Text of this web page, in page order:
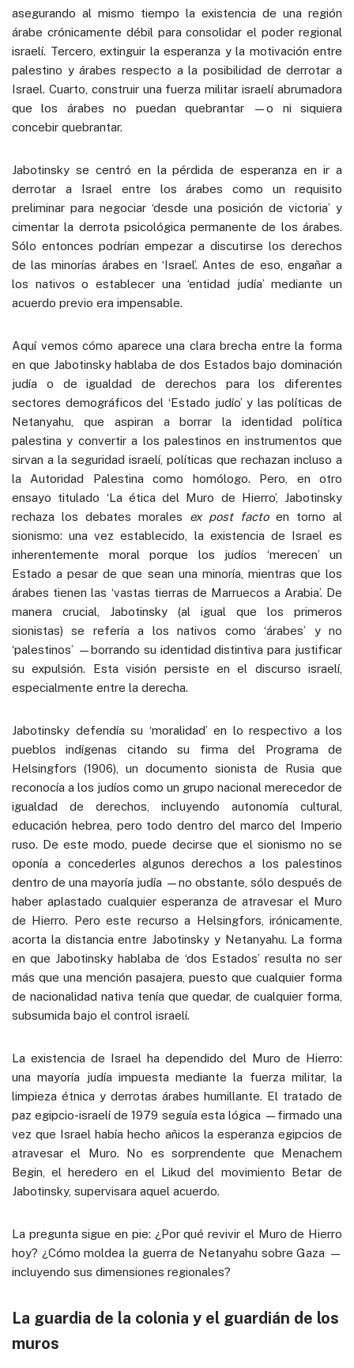
asegurando al mismo tiempo la existencia de una región
árabe crónicamente débil para consolidar el poder regional
israelí. Tercero, extinguir la esperanza y la motivación entre
palestino y árabes respecto a la posibilidad de derrotar a
Israel. Cuarto, construir una fuerza militar israelí abrumadora
que los árabes no puedan quebrantar —o ni siquiera
concebir quebrantar.
Jabotinsky se centró en la pérdida de esperanza en ir a
derrotar a Israel entre los árabes como un requisito
preliminar para negociar ‘desde una posición de victoria’ y
cimentar la derrota psicológica permanente de los árabes.
Sólo entonces podrían empezar a discutirse los derechos
de las minorías árabes en ‘Israel’. Antes de eso, engañar a
los nativos o establecer una ‘entidad judía’ mediante un
acuerdo previo era impensable.
Aquí vemos cómo aparece una clara brecha entre la forma
en que Jabotinsky hablaba de dos Estados bajo dominación
judía o de igualdad de derechos para los diferentes
sectores demográficos del ‘Estado judío’ y las políticas de
Netanyahu, que aspiran a borrar la identidad política
palestina y convertir a los palestinos en instrumentos que
sirvan a la seguridad israelí, políticas que rechazan incluso a
la Autoridad Palestina como homólogo. Pero, en otro
ensayo titulado ‘La ética del Muro de Hierro’, Jabotinsky
rechaza los debates morales ex post factoen torno al
sionismo: una vez establecido, la existencia de Israel es
inherentemente moral porque los judíos ‘merecen’ un
Estado a pesar de que sean una minoría, mientras que los
árabes tienen las ‘vastas tierras de Marruecos a Arabia’. De
manera crucial, Jabotinsky (al igual que los primeros
sionistas) se refería a los nativos como ‘árabes’ y no
‘palestinos’ —borrando su identidad distintiva para justificar
su expulsión. Esta visión persiste en el discurso israelí,
especialmente entre la derecha.
Jabotinsky defendía su ‘moralidad’ en lo respectivo a los
pueblos indígenas citando su firma del Programa de
Helsingfors (1906), un documento sionista de Rusia que
reconocía a los judíos como un grupo nacional merecedor de
igualdad de derechos, incluyendo autonomía cultural,
educación hebrea, pero todo dentro del marco del Imperio
ruso. De este modo, puede decirse que el sionismo no se
oponía a concederles algunos derechos a los palestinos
dentro de una mayoría judía —no obstante, sólo después de
haber aplastado cualquier esperanza de atravesar el Muro
de Hierro. Pero este recurso a Helsingfors, irónicamente,
acorta la distancia entre Jabotinsky y Netanyahu. La forma
en que Jabotinsky hablaba de ‘dos Estados’ resulta no ser
más que una mención pasajera, puesto que cualquier forma
de nacionalidad nativa tenía que quedar, de cualquier forma,
subsumida bajo el control israelí.
La existencia de Israel ha dependido del Muro de Hierro:
una mayoría judía impuesta mediante la fuerza militar, la
limpieza étnica y derrotas árabes humillante. El tratado de
paz egipcio-israelí de 1979 seguía esta lógica —firmado una
vez que Israel había hecho añicos la esperanza egipcios de
atravesar el Muro. No es sorprendente que Menachem
Begin, el heredero en el Likud del movimiento Betar de
Jabotinsky, supervisara aquel acuerdo.
La pregunta sigue en pie: ¿Por qué revivir el Muro de Hierro
hoy? ¿Cómo moldea la guerra de Netanyahu sobre Gaza —
incluyendo sus dimensiones regionales?
La guardia de la colonia y el guardián de los
muros